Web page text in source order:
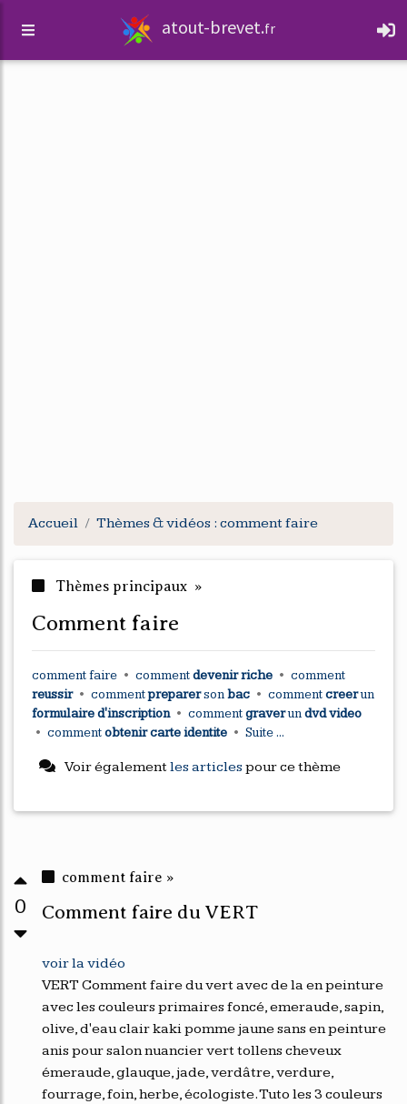
atout-brevet.fr
Accueil Thèmes & vidéos : comment faire
Thèmes principaux »
comment faire
comment faire • commentdevenir riche • comment
reussir • commentpreparersonbac • commentcreerun
formulaire d'inscription • commentgraverundvd video
• commentobtenir carte identite • Suite ...
Voir égalementles articles pour ce thème
0
comment faire »
Comment faire du VERT
voir la vidéo
VERT Comment faire du vert avec de la en peinture
avec les couleurs primaires foncé, emeraude, sapin,
olive, d'eau clair kaki pomme jaune sans en peinture
anis pour salon nuancier vert tollens cheveux
émeraude, glauque, jade, verdâtre, verdure,
fourrage, foin, herbe, écologiste. Tuto les 3 couleurs